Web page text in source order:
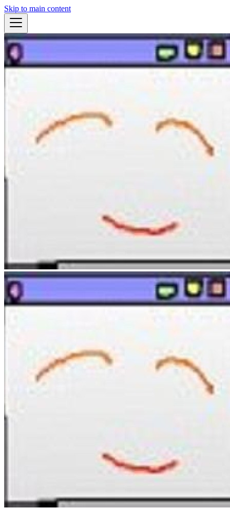
Skip to main content